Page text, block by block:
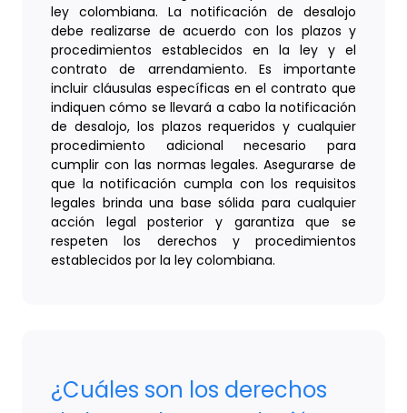
ley colombiana. La notificación de desalojo
debe realizarse de acuerdo con los plazos y
procedimientos establecidos en la ley y el
contrato de arrendamiento. Es importante
incluir cláusulas específicas en el contrato que
indiquen cómo se llevará a cabo la notificación
de desalojo, los plazos requeridos y cualquier
procedimiento adicional necesario para
cumplir con las normas legales. Asegurarse de
que la notificación cumpla con los requisitos
legales brinda una base sólida para cualquier
acción legal posterior y garantiza que se
respeten los derechos y procedimientos
establecidos por la ley colombiana.
¿Cuáles son los derechos